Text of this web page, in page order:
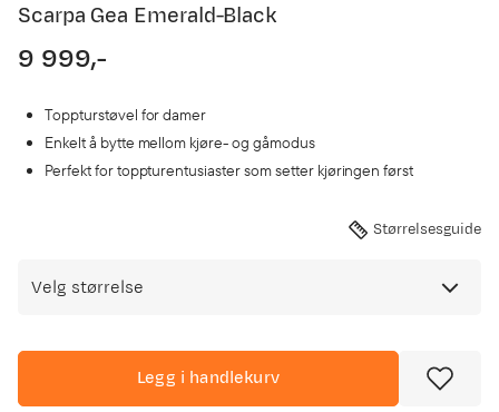
Scarpa Gea Emerald-Black
price
9 999,-
Toppturstøvel for damer
Enkelt å bytte mellom kjøre- og gåmodus
Perfekt for toppturentusiaster som setter kjøringen først
Størrelsesguide
Velg størrelse
Legg i handlekurv